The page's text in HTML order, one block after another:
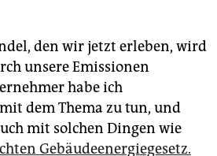
den wir jetzt erleben, wird
unsere Emissionen
habe ich
dem Thema zu tun, und
mit solchen Dingen wie
Gebäudeenergiegesetz.